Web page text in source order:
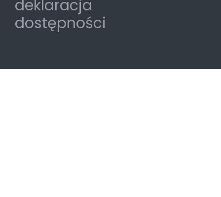
deklaracja
dostępności